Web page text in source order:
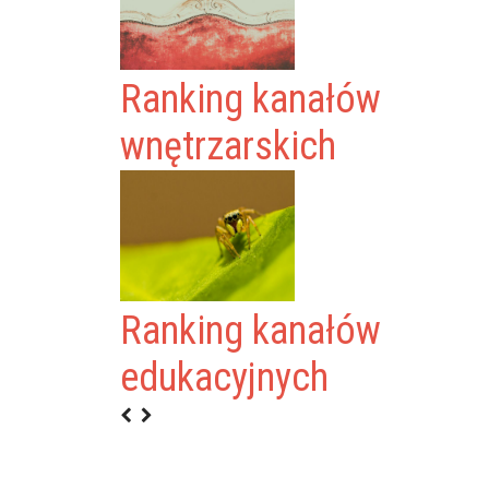
Ranking kanałów
wnętrzarskich
Ranking kanałów
edukacyjnych